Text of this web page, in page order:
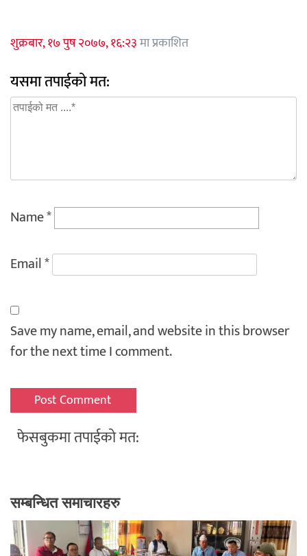
शुक्रबार, १७ पुष २०७७, १६:२३मा प्रकाशित
यसमा तपाईको मत:
Name*
Email*
Save my name, email, and website in this browser
for the next time I comment.
फेसबुकमा तपाईको मत:
सम्बन्धित समाचारहरु